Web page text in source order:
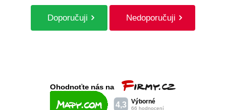
Doporučuji Nedoporučuji